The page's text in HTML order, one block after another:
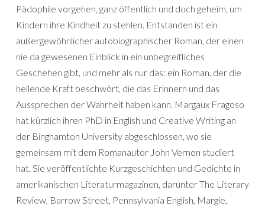
Pädophile vorgehen, ganz öffentlich und doch geheim, um
Kindern ihre Kindheit zu stehlen. Entstanden ist ein
außergewöhnlicher autobiographischer Roman, der einen
nie da gewesenen Einblick in ein unbegreifliches
Geschehen gibt, und mehr als nur das: ein Roman, der die
heilende Kraft beschwört, die das Erinnern und das
Aussprechen der Wahrheit haben kann. Margaux Fragoso
hat kürzlich ihren PhD in English und Creative Writing an
der Binghamton University abgeschlossen, wo sie
gemeinsam mit dem Romanautor John Vernon studiert
hat. Sie veröffentlichte Kurzgeschichten und Gedichte in
amerikanischen Literaturmagazinen, darunter The Literary
Review, Barrow Street, Pennsylvania English, Margie,